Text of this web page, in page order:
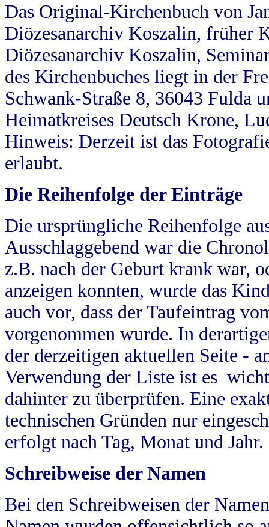
Das Original-Kirchenbuch von
Diözesanarchiv Koszalin, früher
Diözesanarchiv Koszalin,
des Kirchenbuches liegt in der
Schwank-Straße 8, 36043 Fulda
Heimatkreises Deutsch Krone,
Hinweis: Derzeit ist das
erlaubt.
Die Reihenfolge der Einträge
Die ursprüngliche Reihenfolge
Ausschlaggebend war die
z.B. nach der Geburt krank war,
anzeigen konnten, wurde das
auch vor, dass der Taufeintrag
vorgenommen wurde. In
der derzeitigen aktuellen Seite -
Verwendung der Liste ist es
dahinter zu überprüfen. Eine
technischen Gründen nur
erfolgt nach Tag, Monat und Jahr.
Schreibweise der Namen
Bei den Schreibweisen der